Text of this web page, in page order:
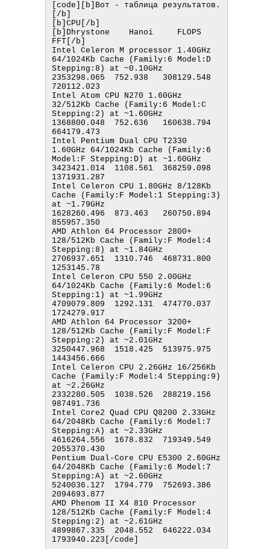
[code][b]Вот - таблица результатов.
[/b]
[b]CPU[/b]
[b]Dhrystone    Hanoi     FLOPS
FFT[/b]
Intel Celeron M processor 1.40GHz
64/1024Kb Cache (Family:6 Model:D
Stepping:8) at ~0.10GHz
2353298.065  752.938   308129.548
720112.023
Intel Atom CPU N270 1.60GHz
32/512Kb Cache (Family:6 Model:C
Stepping:2) at ~1.60GHz
1368800.048  752.636   160638.794
664179.473
Intel Pentium Dual CPU T2330
1.60GHz 64/1024Kb Cache (Family:6
Model:F Stepping:D) at ~1.60GHz
3423421.014  1108.561  368259.098
1371931.287
Intel Celeron CPU 1.80GHz 8/128Kb
Cache (Family:F Model:1 Stepping:3)
at ~1.79GHz
1628260.496  873.463   260750.894
855957.350
AMD Athlon 64 Processor 2800+
128/512Kb Cache (Family:F Model:4
Stepping:8) at ~1.84GHz
2706937.651  1310.746  468731.800
1253145.78
Intel Celeron CPU 550 2.00GHz
64/1024Kb Cache (Family:6 Model:6
Stepping:1) at ~1.99GHz
4709079.809  1292.131  474770.037
1724279.917
AMD Athlon 64 Processor 3200+
128/512Kb Cache (Family:F Model:F
Stepping:2) at ~2.01GHz
3250447.968  1518.425  513975.975
1443456.666
Intel Celeron CPU 2.26GHz 16/256Kb
Cache (Family:F Model:4 Stepping:9)
at ~2.26GHz
2332280.505  1038.526  288219.156
987491.736
Intel Core2 Quad CPU Q8200 2.33GHz
64/2048Kb Cache (Family:6 Model:7
Stepping:A) at ~2.33GHz
4616264.556  1678.832  719349.549
2055370.430
Pentium Dual-Core CPU E5300 2.60GHz
64/2048Kb Cache (Family:6 Model:7
Stepping:A) at ~2.60GHz
5240036.127  1794.779  752693.386
2094693.877
AMD Phenom II X4 810 Processor
128/512Kb Cache (Family:F Model:4
Stepping:2) at ~2.61GHz
4899867.335  2048.552  646222.034